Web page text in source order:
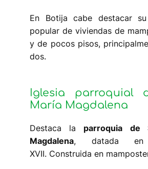
En Botija cabe destacar
popular de viviendas de
y de pocos pisos,
dos.
Iglesia parroquial
María Magdalena
Destaca la parroquia de
Magdalena, datada
XVII. Construida en